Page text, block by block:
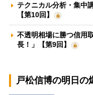
テクニカル分析・集中
【第10回】
不透明相場に勝つ信用
長！」【第9回】
戸松信博の明日の